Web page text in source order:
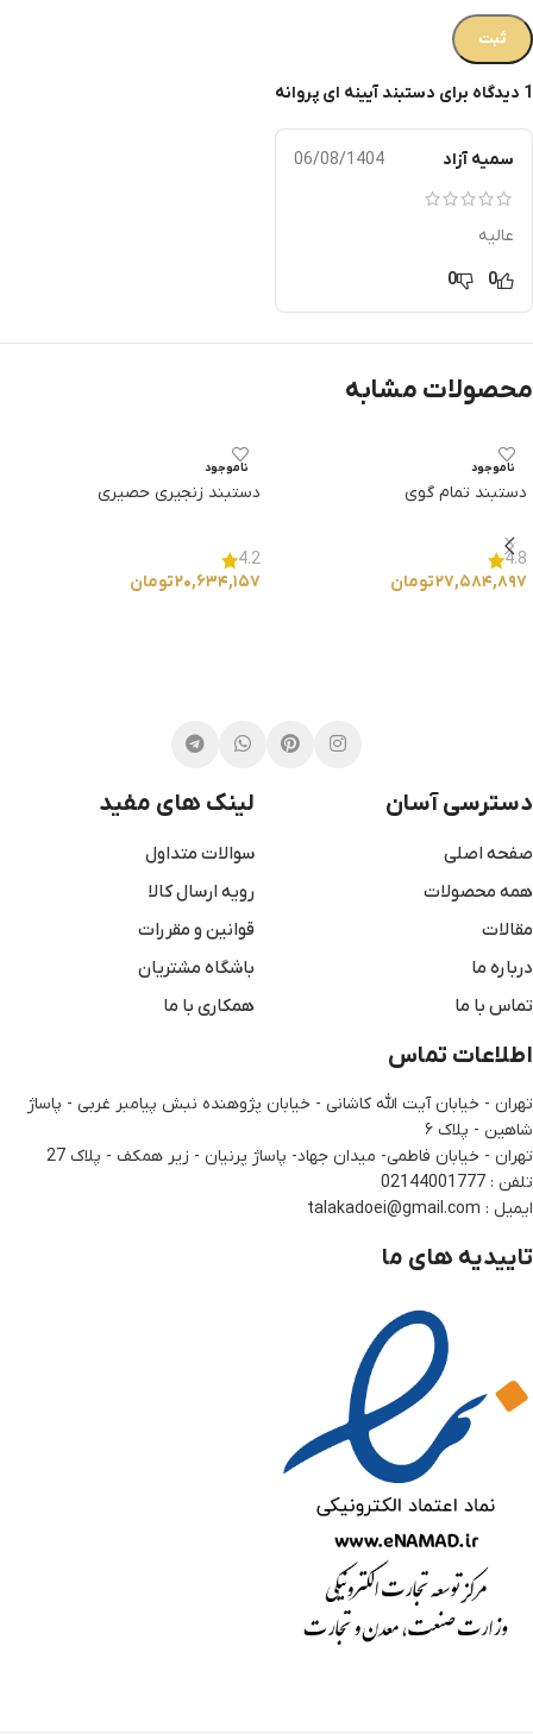
1 دیدگاه برای دستبند آیینه ای پروانه
سمیه آزاد 06/08/1404
عالیه
0
0
محصولات مشابه
ناموجود
دستبند تمام گوی
4.8
۲۷,۵۸۴,۸۹۷تومان
ناموجود
دستبند زنجیری حصیری
4.2
۲۰,۶۳۴,۱۵۷تومان
دسترسی آسان
صفحه اصلی
همه محصولات
مقالات
درباره ما
تماس با ما
لینک های مفید
سوالات متداول
رویه ارسال کالا
قوانین و مقررات
باشگاه مشتریان
همکاری با ما
اطلاعات تماس
تهران - خیابان آیت الله کاشانی - خیابان پژوهنده نبش پیامبر غربی - پاساژ
شاهین - پلاک ۶
تهران - خیابان فاطمی- میدان جهاد- پاساژ پرنیان - زیر همکف - پلاک 27
تلفن : 02144001777
ایمیل : talakadoei@gmail.com
تاییدیه های ما